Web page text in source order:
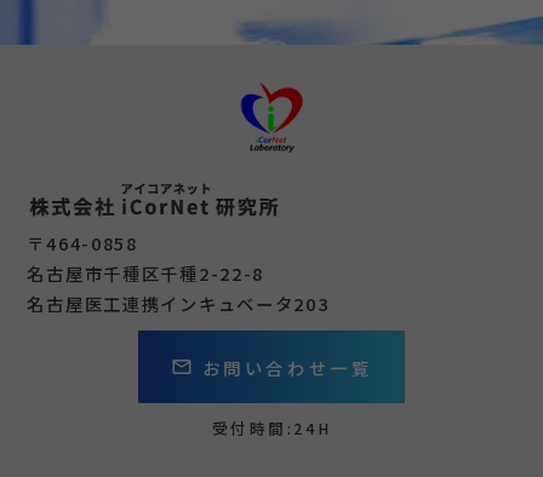
〒464-0858
名古屋市千種区千種2-22-8
名古屋医工連携インキュベータ203
mail_outline お問い合わせ一覧
受付時間:24H